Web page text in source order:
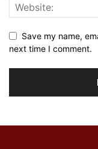
Save my name,
next time I comment.